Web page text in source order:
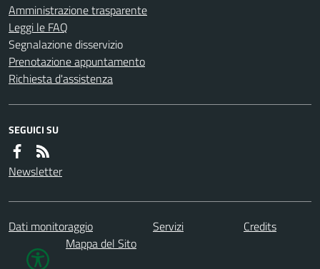
Amministrazione trasparente
Leggi le FAQ
Segnalazione disservizio
Prenotazione appuntamento
Richiesta d'assistenza
SEGUICI SU
Newsletter
Dati monitoraggio Servizi
Credits
Mappa del Sito